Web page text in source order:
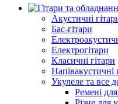
Акустичні
Бас-гітари
Електрогітари
Класичні гітари
Напівакустичні
Укулеле та все
Ремені